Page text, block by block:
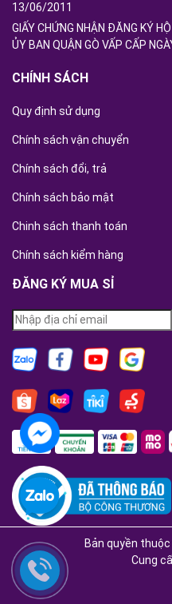
13/06/2011
GIẤY CHỨNG NHẬN ĐĂNG KÝ
ỦY BAN QUẬN GÒ VẤP CẤP
CHÍNH SÁCH
Quy định sử dụng
Chính sách vận chuyển
Chính sách đổi, trả
Chính sách bảo mật
Chinh sách thanh toán
Chính sách kiểm hàng
ĐĂNG KÝ MUA SỈ
Bản quyền thuộc
Cung